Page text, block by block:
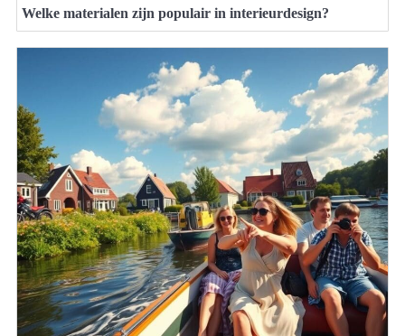
Welke materialen zijn populair in interieurdesign?